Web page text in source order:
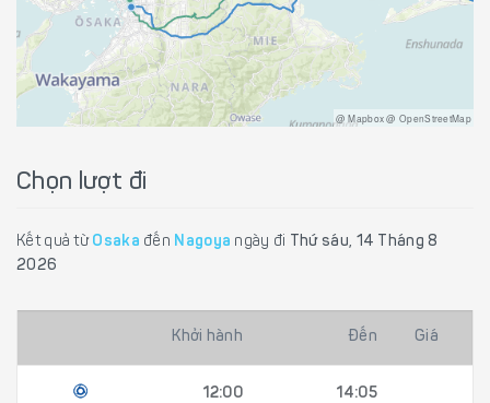
@ Mapbox @ OpenStreetMap
Chọn lượt đi
Kết quả từ Osaka đến Nagoya ngày đi
Thứ sáu, 14 Tháng 8
2026
Khởi hành Đến Giá
12:00
14:05